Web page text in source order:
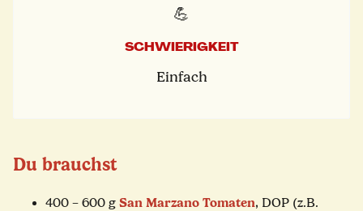
💪
SCHWIERIGKEIT
Einfach
Du brauchst
400 – 600 g San Marzano Tomaten, DOP (z.B.